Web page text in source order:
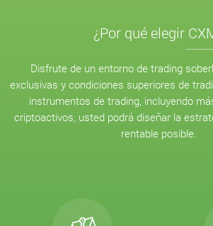
¿Por qué elegir
Disfrute de un entorno de trading
exclusivas y condiciones superiores de
instrumentos de trading, incluyendo
criptoactivos, usted podrá diseñar la
rentable posible.